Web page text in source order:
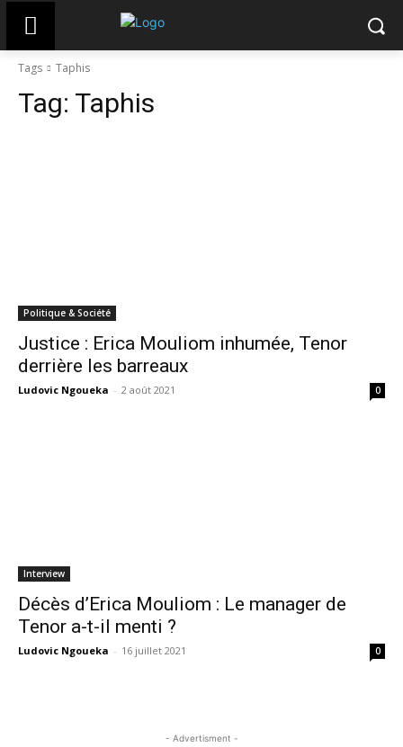
Tags Taphis
Tag: Taphis
Politique & Société
Justice : Erica Mouliom inhumée, Tenor
derrière les barreaux
Ludovic Ngoueka - 2 août 2021 0
Interview
Décès d’Erica Mouliom : Le manager de
Tenor a-t-il menti ?
Ludovic Ngoueka - 16 juillet 2021 0
- Advertisment -